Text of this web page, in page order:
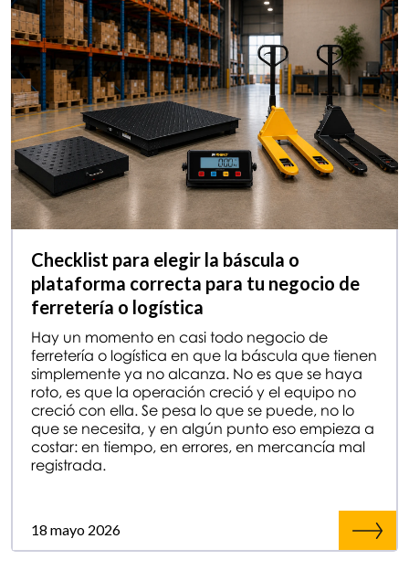
Checklist para elegir la báscula o
plataforma correcta para tu negocio de
ferretería o logística
Hay un momento en casi todo negocio de
ferretería o logística en que la báscula que tienen
simplemente ya no alcanza. No es que se haya
roto, es que la operación creció y el equipo no
creció con ella. Se pesa lo que se puede, no lo
que se necesita, y en algún punto eso empieza a
costar: en tiempo, en errores, en mercancía mal
registrada.
18 mayo 2026